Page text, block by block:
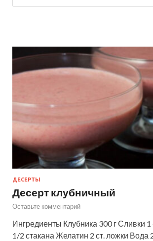
ДЕСЕРТЫ
Десерт клубничный
Оставьте комментарий
Ингредиенты Клубника 300 г Сливки
1/2 стакана Желатин 2 ст. ложки Вода